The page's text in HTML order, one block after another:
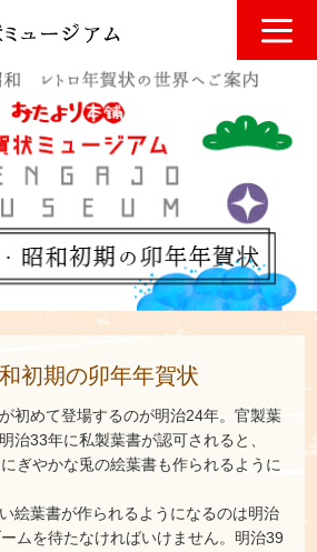
初期の卯年年賀状
初めて登場するのが明治24年。官製葉
治33年に私製葉書が認可されると、
ぎやかな兎の絵葉書も作られるように
絵葉書が作られるようになるのは明治
ムを待たなければいけません。明治39